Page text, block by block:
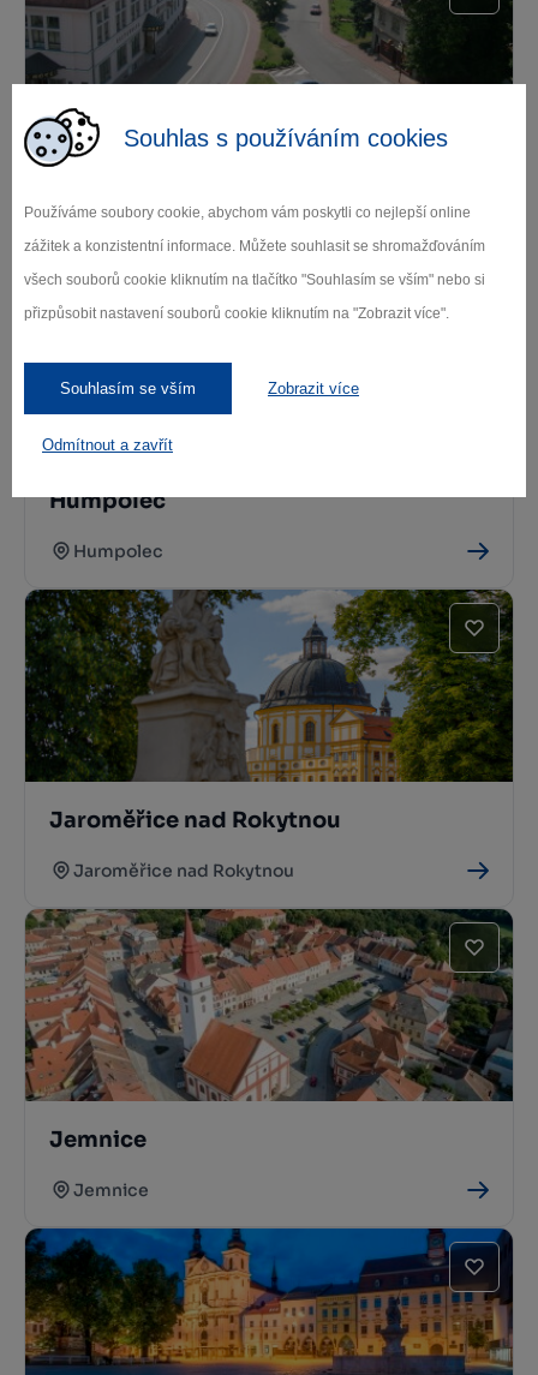
Souhlas s používáním cookies
Používáme soubory cookie, abychom vám poskytli co nejlepší online
zážitek a konzistentní informace. Můžete souhlasit se shromažďováním
všech souborů cookie kliknutím na tlačítko "Souhlasím se vším" nebo si
přizpůsobit nastavení souborů cookie kliknutím na "Zobrazit více".
Souhlasím se vším Zobrazit více
Odmítnout a zavřít
Humpolec
Humpolec
Jaroměřice nad Rokytnou
Jaroměřice nad Rokytnou
Jemnice
Jemnice